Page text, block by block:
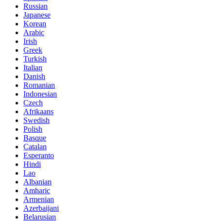
Russian
Japanese
Korean
Arabic
Irish
Greek
Turkish
Italian
Danish
Romanian
Indonesian
Czech
Afrikaans
Swedish
Polish
Basque
Catalan
Esperanto
Hindi
Lao
Albanian
Amharic
Armenian
Azerbaijani
Belarusian